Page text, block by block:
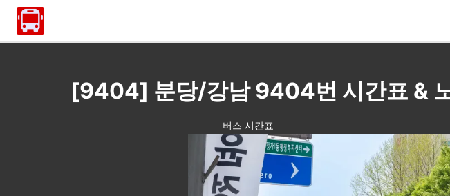
[9404] 분당/강남 9404번 시간표 &
버스 시간표